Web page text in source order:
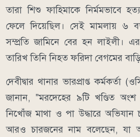
তারা শিশু ফাহিমাকে নির্মমভাবে
ফেলে দিয়েছিল। সেই মামলায় ৬
সম্প্রতি জামিনে বের হন লাইলী।
তারিখ তিনি নিহত ফরিদা বেগমের
দেবীদ্বার থানার ভারপ্রাপ্ত কর্মকর্তা
জানান, "মরদেহের ৯টি খণ্ডিত অংশ
নিখোঁজ মাথা ও পা উদ্ধারে
আরও চারজনের নাম বলেছেন, যা